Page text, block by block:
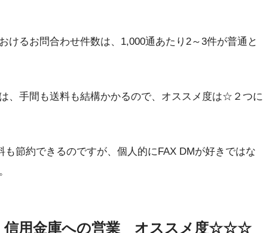
けるお問合わせ件数は、1,000通あたり2～3件が普通と
、手間も送料も結構かかるので、オススメ度は☆２つに
も節約できるのですが、個人的にFAX DMが好きではな
信用金庫への営業 オススメ度☆☆☆